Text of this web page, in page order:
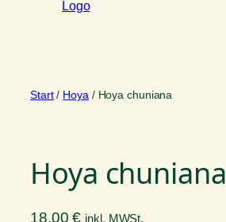
Start/ Hoya / Hoya chuniana
Hoya chuniana
18,00€ inkl. MWSt.